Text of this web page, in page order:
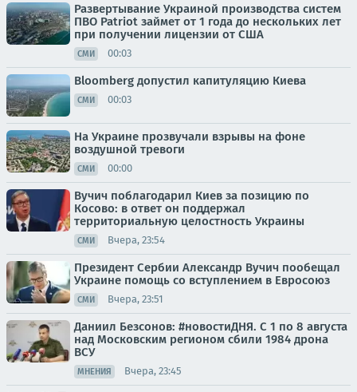
Развертывание Украиной производства систем
ПВО Patriot займет от 1 года до нескольких лет
при получении лицензии от США
СМИ 00:03
Bloomberg допустил капитуляцию Киева
СМИ 00:03
На Украине прозвучали взрывы на фоне
воздушной тревоги
СМИ 00:00
Вучич поблагодарил Киев за позицию по
Косово: в ответ он поддержал
территориальную целостность Украины
СМИ Вчера, 23:54
Президент Сербии Александр Вучич пообещал
Украине помощь со вступлением в Евросоюз
СМИ Вчера, 23:51
Даниил Безсонов: #новостиДНЯ. С 1 по 8 августа
над Московским регионом сбили 1984 дрона
ВСУ
МНЕНИЯ Вчера, 23:45